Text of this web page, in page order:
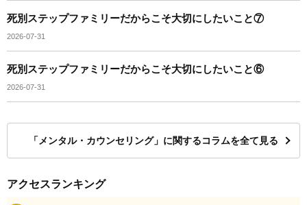
死別ステップファミリーだからこそ大切にしたいこと⑦
2026-07-31
死別ステップファミリーだからこそ大切にしたいこと⑥
2026-07-31
「メンタル・カウンセリング」に関するコラムを全て見る
アクセスランキング